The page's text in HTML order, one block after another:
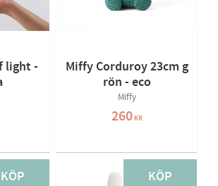
light -
Miffy Corduroy 23cm g
rön - eco
Miffy
260KR
KÖP KÖP